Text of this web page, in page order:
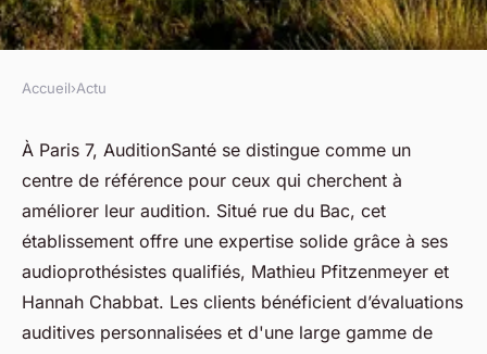
Audioprothésiste à paris 7 :
chez auditionsanté, écoutez
mieux !
fabienne•8 avril 2025•4 min de lecture
Accueil›Actu
À Paris 7, AuditionSanté se distingue comme un
centre de référence pour ceux qui cherchent à
améliorer leur audition. Situé rue du Bac, cet
établissement offre une expertise solide grâce à ses
audioprothésistes qualifiés, Mathieu Pfitzenmeyer et
Hannah Chabbat. Les clients bénéficient d’évaluations
auditives personnalisées et d'une large gamme de